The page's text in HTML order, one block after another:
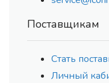
Поставщикам
Стать
Личный